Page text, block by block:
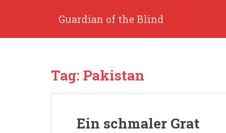
p
Guardian of the Blind
Tag: Pakistan
Ein schmaler Grat